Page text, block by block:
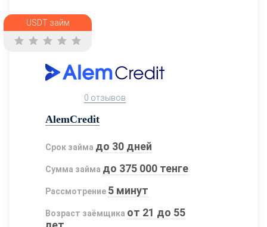
USDT займ
0 отзывов
AlemCredit
Срок займа до 30 дней
Сумма займа до 375 000 тенге
Рассмотрение 5 минут
Возраст заёмщика от 21 до 55